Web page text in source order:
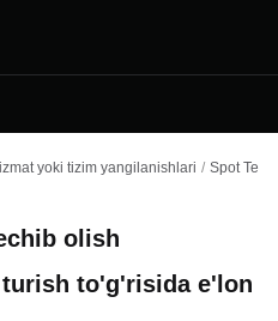
yoki tizim yangilanishlari / Spot
olish
to'g'risida e'lon